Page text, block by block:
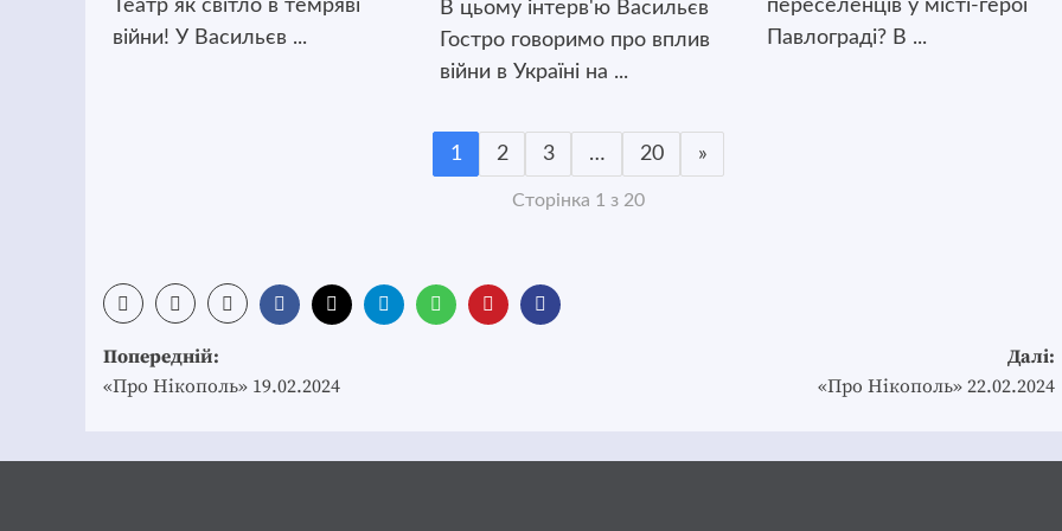
Театр як світло в темряві
війни! У Васильєв ...
В цьому інтерв'ю Васильєв
Гостро говоримо про вплив
війни в Україні на ...
переселенців у місті-герої
Павлограді? В ...
1 2 3 … 20 »
Сторінка 1 з 20
Post
navigation
Попередній:
«Про Нікополь» 19.02.2024
Далі:
«Про Нікополь» 22.02.2024